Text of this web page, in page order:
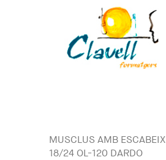
MUSCLUS AMB ESCABEIX
18/24 OL-120 DARDO